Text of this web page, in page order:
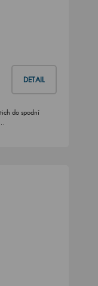
DETAIL
do spodní